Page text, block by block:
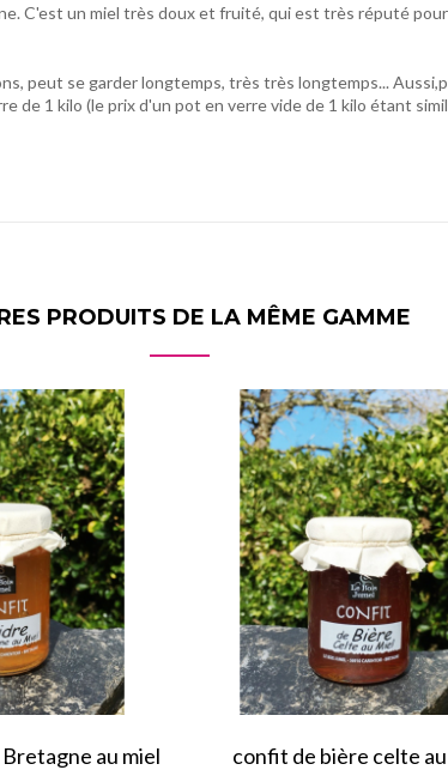
C'est un miel très doux et fruité, qui est très réputé
peut se garder longtemps, très très longtemps...
de 1 kilo (le prix d'un pot en verre vide de 1 kilo étant
PRODUITS DE LA MÊME GAMME
au miel
confit de bière celte